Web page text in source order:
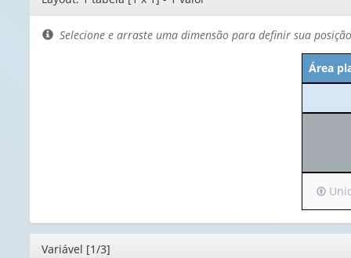
de
layoutSelecione e arraste uma dimensão para definir sua posição
Área
Irá
para
o
Editor
Variável [1/3]